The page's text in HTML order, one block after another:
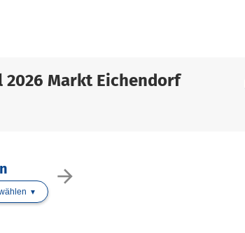
Markt Eichendorf
arrow_forward